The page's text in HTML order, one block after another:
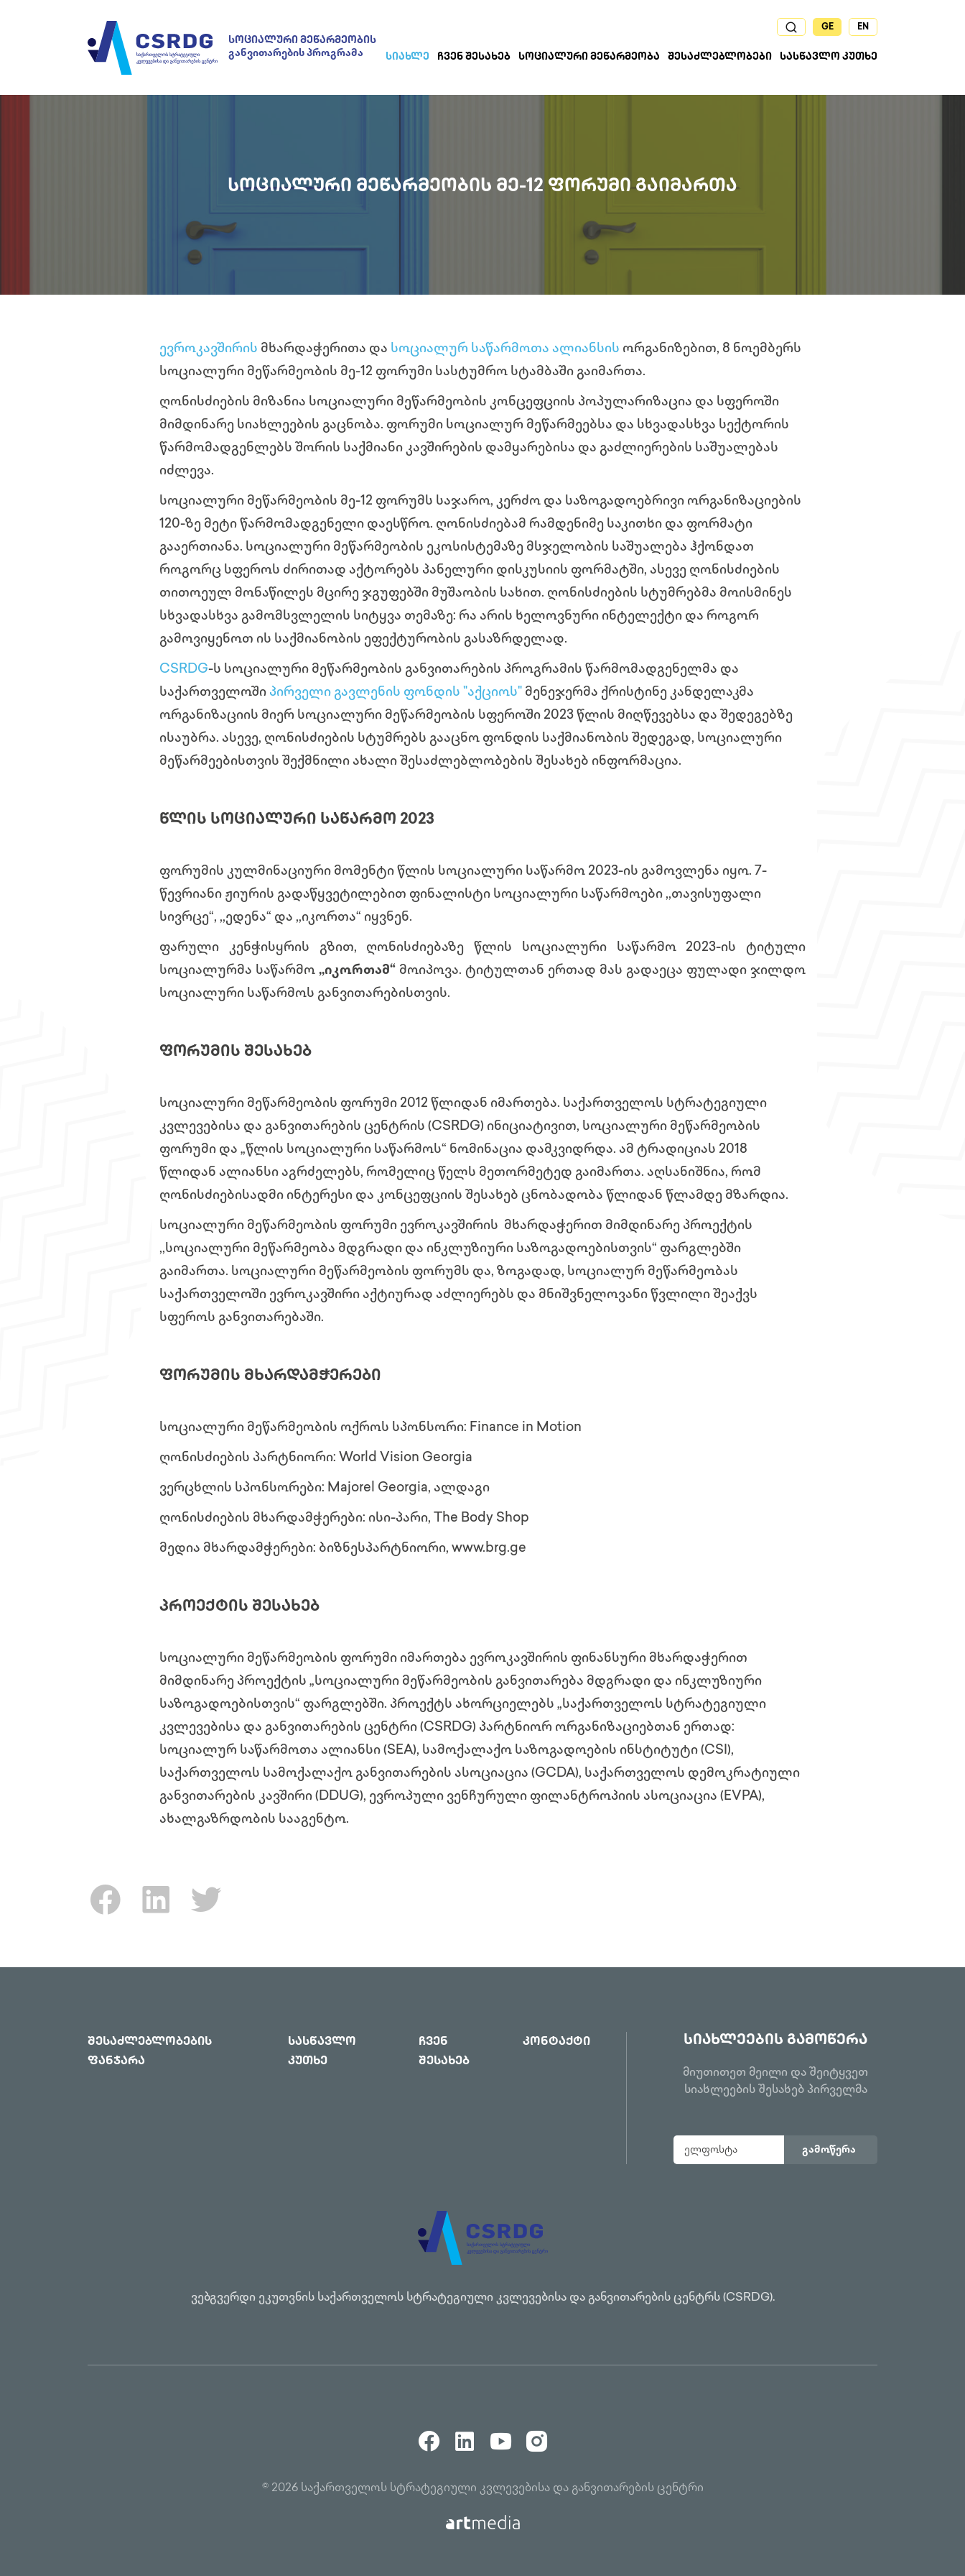
ᲡᲝᲪᲘᲐᲚᲣᲠᲘ ᲛᲔᲬᲐᲠᲛᲔᲝᲑᲘᲡ
განვითარების პროგრამა
GE EN
ᲡᲘᲐᲮᲚᲔ ᲩᲕᲔᲜ ᲨᲔᲡᲐᲮᲔᲑ ᲡᲝᲪᲘᲐᲚᲣᲠᲘ ᲛᲔᲬᲐᲠᲛᲔᲝᲑᲐ ᲨᲔᲡᲐᲫᲚᲔᲑᲚᲝᲑᲔᲑᲘ ᲡᲐᲡᲬᲐᲕᲚᲝ ᲙᲣᲗᲮᲔ
ᲡᲝᲪᲘᲐᲚᲣᲠᲘ ᲛᲔᲬᲐᲠᲛᲔᲝᲑᲘᲡ ᲛᲔ-12 ᲤᲝᲠᲣᲛᲘ ᲒᲐᲘᲛᲐᲠᲗᲐ
ევროკავშირის მხარდაჭერითა და სოციალურ საწარმოთა ალიანსის ორგანიზებით, 8 ნოემბერს
სოციალური მეწარმეობის მე-12 ფორუმი სასტუმრო სტამბაში გაიმართა.
ღონისძიების მიზანია სოციალური მეწარმეობის კონცეფციის პოპულარიზაცია და სფეროში
მიმდინარე სიახლეების გაცნობა. ფორუმი სოციალურ მეწარმეებსა და სხვადასხვა სექტორის
წარმომადგენლებს შორის საქმიანი კავშირების დამყარებისა და გაძლიერების საშუალებას
იძლევა.
სოციალური მეწარმეობის მე-12 ფორუმს საჯარო, კერძო და საზოგადოებრივი ორგანიზაციების
120-ზე მეტი წარმომადგენელი დაესწრო. ღონისძიებამ რამდენიმე საკითხი და ფორმატი
გააერთიანა. სოციალური მეწარმეობის ეკოსისტემაზე მსჯელობის საშუალება ჰქონდათ
როგორც სფეროს ძირითად აქტორებს პანელური დისკუსიის ფორმატში, ასევე ღონისძიების
თითოეულ მონაწილეს მცირე ჯგუფებში მუშაობის სახით. ღონისძიების სტუმრებმა მოისმინეს
სხვადასხვა გამომსვლელის სიტყვა თემაზე: რა არის ხელოვნური ინტელექტი და როგორ
გამოვიყენოთ ის საქმიანობის ეფექტურობის გასაზრდელად.
CSRDG-ს სოციალური მეწარმეობის განვითარების პროგრამის წარმომადგენელმა და
საქართველოში პირველი გავლენის ფონდის "აქციოს" მენეჯერმა ქრისტინე კანდელაკმა
ორგანიზაციის მიერ სოციალური მეწარმეობის სფეროში 2023 წლის მიღწევებსა და შედეგებზე
ისაუბრა. ასევე, ღონისძიების სტუმრებს გააცნო ფონდის საქმიანობის შედეგად, სოციალური
მეწარმეებისთვის შექმნილი ახალი შესაძლებლობების შესახებ ინფორმაცია.
ᲬᲚᲘᲡ ᲡᲝᲪᲘᲐᲚᲣᲠᲘ ᲡᲐᲬᲐᲠᲛᲝ 2023
ფორუმის კულმინაციური მომენტი წლის სოციალური საწარმო 2023-ის გამოვლენა იყო. 7-
წევრიანი ჟიურის გადაწყვეტილებით ფინალისტი სოციალური საწარმოები ,,თავისუფალი
სივრცე“, ,,ედენა“ და ,,იკორთა“ იყვნენ.
ფარული კენჭისყრის გზით, ღონისძიებაზე წლის სოციალური საწარმო 2023-ის ტიტული
სოციალურმა საწარმო ,,იკორთამ“ მოიპოვა. ტიტულთან ერთად მას გადაეცა ფულადი ჯილდო
სოციალური საწარმოს განვითარებისთვის.
ᲤᲝᲠᲣᲛᲘᲡ ᲨᲔᲡᲐᲮᲔᲑ
სოციალური მეწარმეობის ფორუმი 2012 წლიდან იმართება. საქართველოს სტრატეგიული
კვლევებისა და განვითარების ცენტრის (CSRDG) ინიციატივით, სოციალური მეწარმეობის
ფორუმი და „წლის სოციალური საწარმოს“ ნომინაცია დამკვიდრდა. ამ ტრადიციას 2018
წლიდან ალიანსი აგრძელებს, რომელიც წელს მეთორმეტედ გაიმართა. აღსანიშნია, რომ
ღონისძიებისადმი ინტერესი და კონცეფციის შესახებ ცნობადობა წლიდან წლამდე მზარდია.
სოციალური მეწარმეობის ფორუმი ევროკავშირის მხარდაჭერით მიმდინარე პროექტის
,,სოციალური მეწარმეობა მდგრადი და ინკლუზიური საზოგადოებისთვის“ ფარგლებში
გაიმართა. სოციალური მეწარმეობის ფორუმს და, ზოგადად, სოციალურ მეწარმეობას
საქართველოში ევროკავშირი აქტიურად აძლიერებს და მნიშვნელოვანი წვლილი შეაქვს
სფეროს განვითარებაში.
ᲤᲝᲠᲣᲛᲘᲡ ᲛᲮᲐᲠᲓᲐᲛᲭᲔᲠᲔᲑᲘ
სოციალური მეწარმეობის ოქროს სპონსორი: Finance in Motion
ღონისძიების პარტნიორი: World Vision Georgia
ვერცხლის სპონსორები: Majorel Georgia, ალდაგი
ღონისძიების მხარდამჭერები: ისი-პარი, The Body Shop
მედია მხარდამჭერები: ბიზნესპარტნიორი, www.brg.ge
ᲞᲠᲝᲔᲥᲢᲘᲡ ᲨᲔᲡᲐᲮᲔᲑ
სოციალური მეწარმეობის ფორუმი იმართება ევროკავშირის ფინანსური მხარდაჭერით
მიმდინარე პროექტის „სოციალური მეწარმეობის განვითარება მდგრადი და ინკლუზიური
საზოგადოებისთვის“ ფარგლებში. პროექტს ახორციელებს „საქართველოს სტრატეგიული
კვლევებისა და განვითარების ცენტრი (CSRDG) პარტნიორ ორგანიზაციებთან ერთად:
სოციალურ საწარმოთა ალიანსი (SEA), სამოქალაქო საზოგადოების ინსტიტუტი (CSI),
საქართველოს სამოქალაქო განვითარების ასოციაცია (GCDA), საქართველოს დემოკრატიული
განვითარების კავშირი (DDUG), ევროპული ვენჩურული ფილანტროპიის ასოციაცია (EVPA),
ახალგაზრდობის სააგენტო.
შესაძლებლობების
ფანჯარა
სასწავლო
კუთხე
ჩვენ
შესახებ
კონტაქტი სიახლეების გამოწერა
მიუთითეთ მეილი და შეიტყვეთ
სიახლეების შესახებ პირველმა
გამოწერა
ვებგვერდი ეკუთვნის საქართველოს სტრატეგიული კვლევებისა და განვითარების ცენტრს (CSRDG).
© 2026 საქართველოს სტრატეგიული კვლევებისა და განვითარების ცენტრი